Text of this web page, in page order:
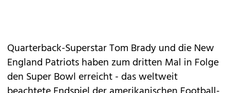
Quarterback-Superstar Tom Brady und die New
England Patriots haben zum dritten Mal in Folge
den Super Bowl erreicht - das weltweit